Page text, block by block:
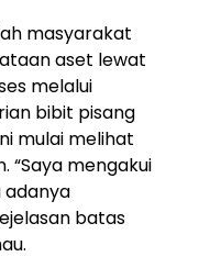
masyarakat
aset lewat
melalui
bibit pisang
mulai melihat
“Saya mengakui
adanya
batas